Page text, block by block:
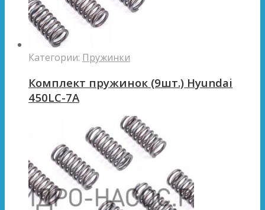
Категории: Пружинки
Комплект пружинок (9шт.) Hyundai
450LC-7A